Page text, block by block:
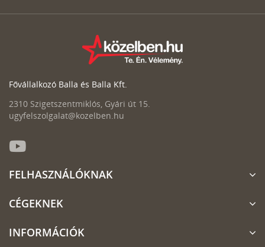
Fővállalkozó Balla és Balla Kft.
2310 Szigetszentmiklós, Gyári út 15.
ugyfelszolgalat@kozelben.hu
FELHASZNÁLÓKNAK
CÉGEKNEK
INFORMÁCIÓK